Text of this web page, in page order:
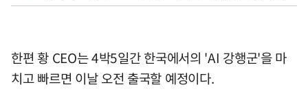
한편 황 CEO는 4박5일간 한국에서의 'AI 강행군'을 마
치고 빠르면 이날 오전 출국할 예정이다.